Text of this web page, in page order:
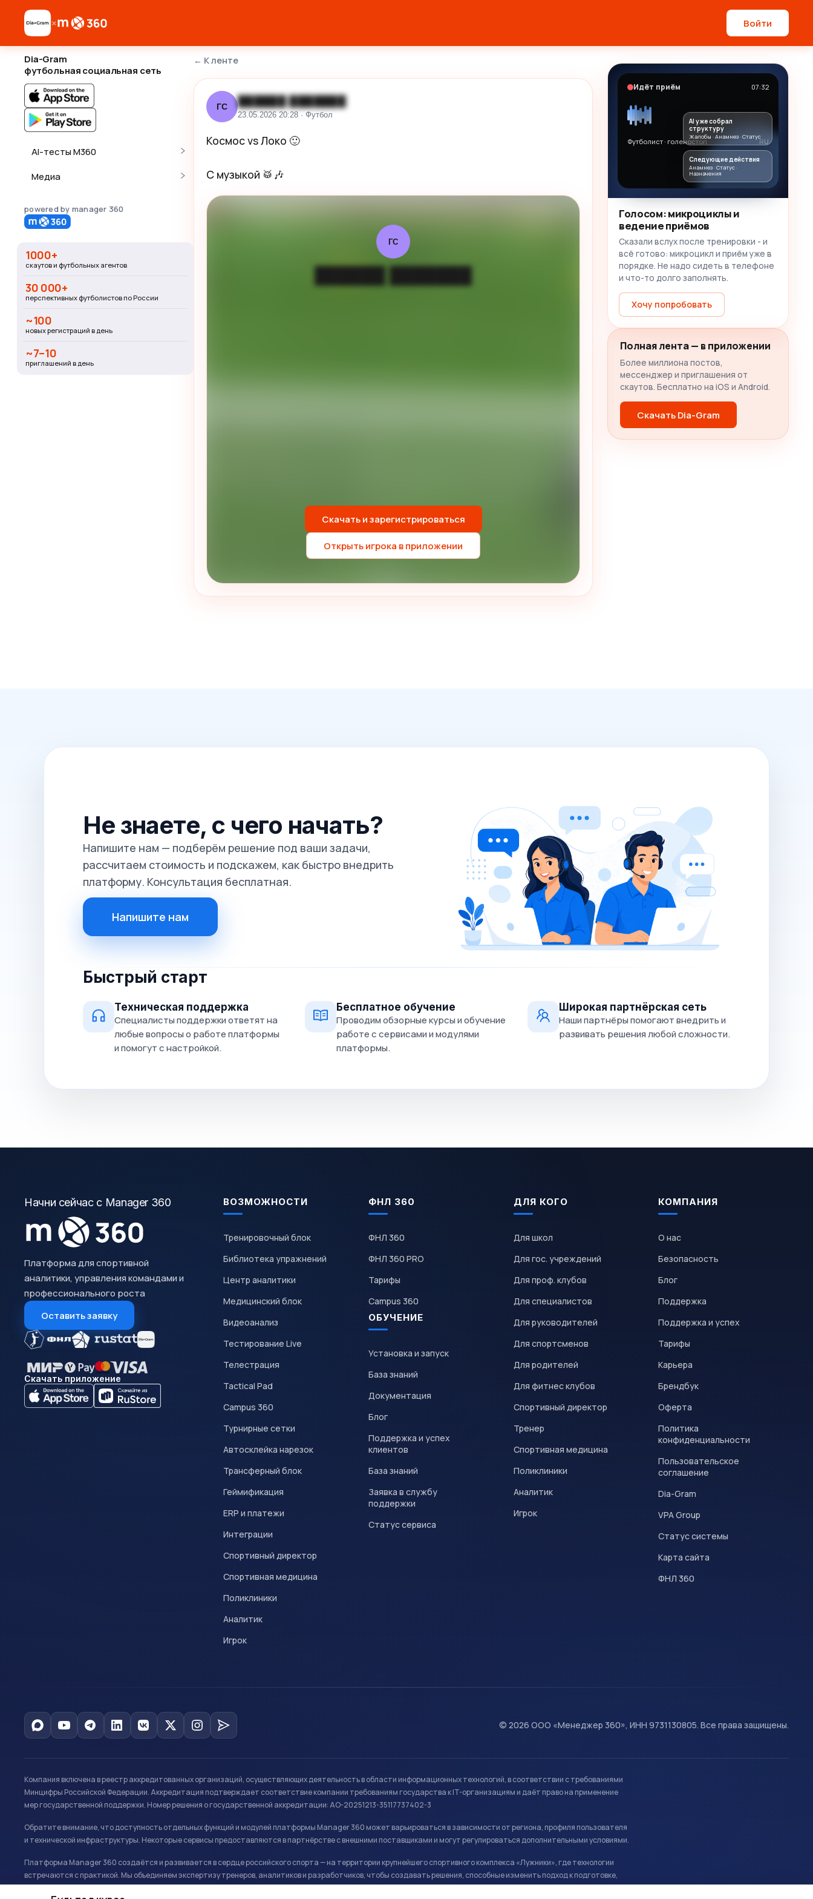
× Войти
Dia-Gram
футбольная социальная сеть
AI-тесты M360
Медиа
powered by manager 360
1000+
скаутов и футбольных агентов
30 000+
перспективных футболистов по России
~100
новых регистраций в день
~7–10
приглашений в день
← К ленте
ГС ██████ ███████
23.05.2026 20:28 · Футбол
Космос vs Локо 🙂
С музыкой 🥁🎶
ГС
Скачать и зарегистрироваться
Открыть игрока в приложении
Идёт приём 07:32
Футболист · голеностоп RU
AI уже собрал
структуру
Жалобы · Анамнез · Статус
Следующие действия
Анамнез · Статус ·
Назначения
Голосом: микроциклы и
ведение приёмов
Сказали вслух после тренировки - и
всё готово: микроцикл и приём уже в
порядке. Не надо сидеть в телефоне
и что-то долго заполнять.
Хочу попробовать
Полная лента — в приложении
Более миллиона постов,
мессенджер и приглашения от
скаутов. Бесплатно на iOS и Android.
Скачать Dia-Gram
Не знаете, с чего начать?
Напишите нам — подберём решение под ваши задачи,
рассчитаем стоимость и подскажем, как быстро внедрить
платформу. Консультация бесплатная.
Напишите нам
Быстрый старт
Техническая поддержка
Специалисты поддержки ответят на
любые вопросы о работе платформы
и помогут с настройкой.
Бесплатное обучение
Проводим обзорные курсы и обучение
работе с сервисами и модулями
платформы.
Широкая партнёрская сеть
Наши партнёры помогают внедрить и
развивать решения любой сложности.
Начни сейчас с Manager 360
Платформа для спортивной
аналитики, управления командами и
профессионального роста
Оставить заявку
Скачать приложение
ВОЗМОЖНОСТИ
Тренировочный блок
Библиотека упражнений
Центр аналитики
Медицинский блок
Видеоанализ
Тестирование Live
Телестрация
Tactical Pad
Campus 360
Турнирные сетки
Автосклейка нарезок
Трансферный блок
Геймификация
ERP и платежи
Интеграции
Спортивный директор
Спортивная медицина
Поликлиники
Аналитик
Игрок
ФНЛ 360
ФНЛ 360
ФНЛ 360 PRO
Тарифы
Campus 360
ОБУЧЕНИЕ
Установка и запуск
База знаний
Документация
Блог
Поддержка и успех
клиентов
База знаний
Заявка в службу
поддержки
Статус сервиса
ДЛЯ КОГО
Для школ
Для гос. учреждений
Для проф. клубов
Для специалистов
Для руководителей
Для спортсменов
Для родителей
Для фитнес клубов
Спортивный директор
Тренер
Спортивная медицина
Поликлиники
Аналитик
Игрок
КОМПАНИЯ
О нас
Безопасность
Блог
Поддержка
Поддержка и успех
Тарифы
Карьера
Брендбук
Оферта
Политика
конфиденциальности
Пользовательское
соглашение
Dia-Gram
VPA Group
Статус системы
Карта сайта
ФНЛ 360
© 2026 ООО «Менеджер 360», ИНН 9731130805. Все права защищены.
Компания включена в реестр аккредитованных организаций, осуществляющих деятельность в области информационных технологий, в соответствии с требованиями
Минцифры Российской Федерации. Аккредитация подтверждает соответствие компании требованиям государства к IT-организациям и даёт право на применение
мер государственной поддержки. Номер решения о государственной аккредитации: АО-20251213-35117737402-3
Обратите внимание, что доступность отдельных функций и модулей платформы Manager 360 может варьироваться в зависимости от региона, профиля пользователя
и технической инфраструктуры. Некоторые сервисы предоставляются в партнёрстве с внешними поставщиками и могут регулироваться дополнительными условиями.
Платформа Manager 360 создаётся и развивается в сердце российского спорта — на территории крупнейшего спортивного комплекса «Лужники», где технологии
встречаются с практикой. Мы объединяем экспертизу тренеров, аналитиков и разработчиков, чтобы создавать решения, способные изменить подход к подготовке,
развитию и управлению в спорте.